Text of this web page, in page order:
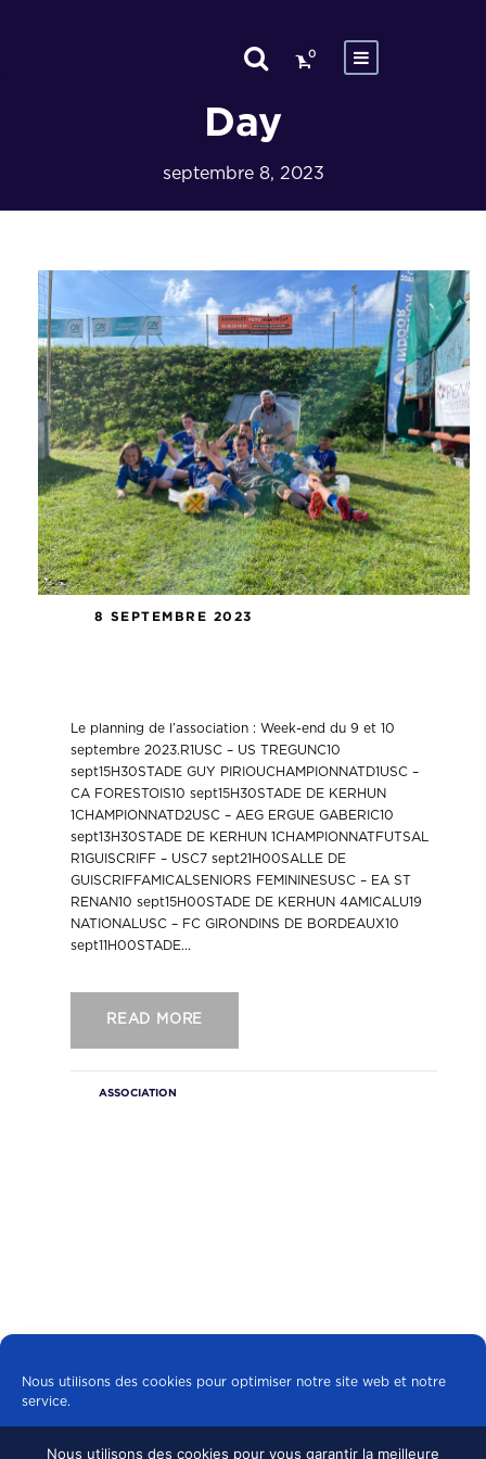
Nous utilisons des cookies pour optimiser notre site web et notre
service.
0
Day
septembre 8, 2023
8 SEPTEMBRE 2023
Le planning de l’association : Week-end du 9 et 10
septembre 2023.R1USC – US TREGUNC10
sept15H30STADE GUY PIRIOUCHAMPIONNATD1USC –
CA FORESTOIS10 sept15H30STADE DE KERHUN
1CHAMPIONNATD2USC – AEG ERGUE GABERIC10
sept13H30STADE DE KERHUN 1CHAMPIONNATFUTSAL
R1GUISCRIFF – USC7 sept21H00SALLE DE
GUISCRIFFAMICALSENIORS FEMININESUSC – EA ST
RENAN10 sept15H00STADE DE KERHUN 4AMICALU19
NATIONALUSC – FC GIRONDINS DE BORDEAUX10
sept11H00STADE...
READ MORE
ASSOCIATION
Nous utilisons des cookies pour vous garantir la meilleure